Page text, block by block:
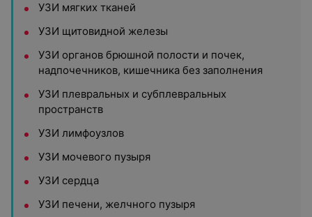
УЗИ мягких тканей
УЗИ щитовидной железы
УЗИ органов брюшной полости и почек,
надпочечников, кишечника без заполнения
УЗИ плевральных и субплевральных
пространств
УЗИ лимфоузлов
УЗИ мочевого пузыря
УЗИ сердца
УЗИ печени, желчного пузыря